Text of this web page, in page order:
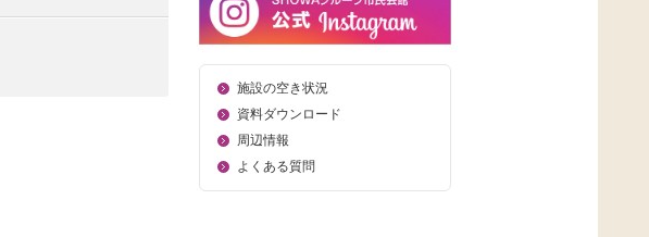
施設の空き状況
資料ダウンロード
周辺情報
よくある質問